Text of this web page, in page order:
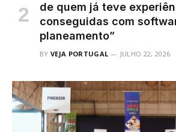
de quem já teve
conseguidas com
planeamento”
BY VEJA PORTUGAL JULHO 22, 2026